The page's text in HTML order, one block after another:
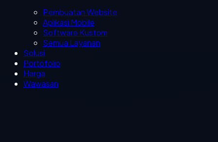
Pembuatan Website
Aplikasi Mobile
Software Kustom
Semua Layanan
Solusi
Portofolio
Harga
Wawasan